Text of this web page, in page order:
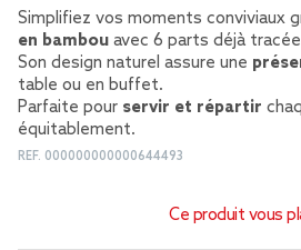
Simplifiez vos moments conviviaux
en bambou avec 6 parts déjà
Son design naturel assure une
table ou en buffet.
Parfaite pour servir et répartir
équitablement.
REF. 000000000000644493
Ce produit vous